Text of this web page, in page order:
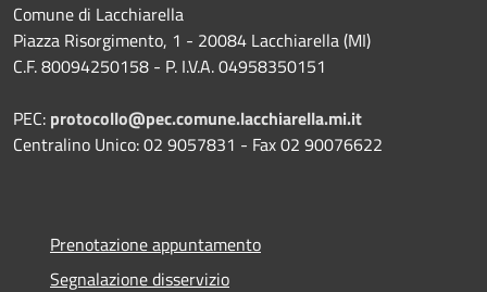
Comune di Lacchiarella
Piazza Risorgimento, 1 - 20084 Lacchiarella (MI)
C.F. 80094250158 - P. I.V.A. 04958350151
PEC: protocollo@pec.comune.lacchiarella.mi.it
Centralino Unico: 02 9057831 - Fax 02 90076622
Prenotazione appuntamento
Segnalazione disservizio